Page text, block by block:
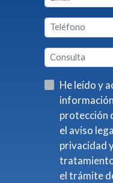
He leído y
protección de
el aviso legal y la política
privacidad y acepto el
el trámite